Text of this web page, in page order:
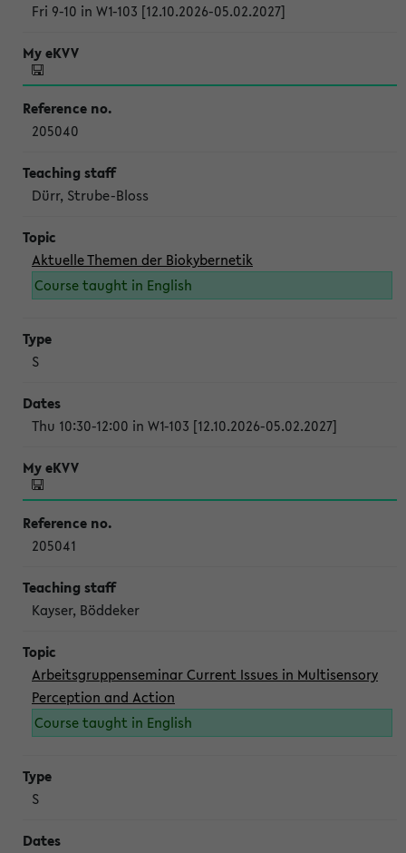
Fri 9-10 in W1-103 [12.10.2026-05.02.2027]
205040
Dürr, Strube-Bloss
Aktuelle Themen der Biokybernetik
Course taught in English
S
Thu 10:30-12:00 in W1-103 [12.10.2026-05.02.2027]
205041
Kayser, Böddeker
Arbeitsgruppenseminar Current Issues in Multisensory
Perception and Action
Course taught in English
S